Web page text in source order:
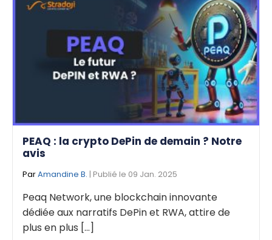
PEAQ : la crypto DePin de demain ? Notre
avis
ParAmandine B. | Publié le 09 Jan. 2025
Peaq Network, une blockchain innovante
dédiée aux narratifs DePin et RWA, attire de
plus en plus [...]